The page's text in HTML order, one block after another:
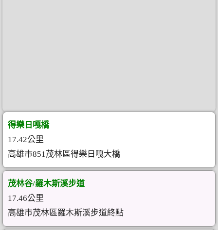
得樂日嘎橋
17.42公里
高雄市851茂林區得樂日嘎大橋
茂林谷/羅木斯溪步道
17.46公里
高雄市茂林區羅木斯溪步道終點